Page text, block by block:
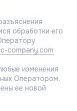
обработки его
company.com
изменения
Оператором.
ее новой